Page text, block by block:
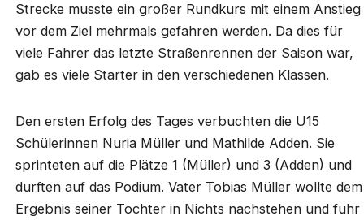
Strecke musste ein großer Rundkurs mit einem Anstieg
vor dem Ziel mehrmals gefahren werden. Da dies für
viele Fahrer das letzte Straßenrennen der Saison war,
gab es viele Starter in den verschiedenen Klassen.
Den ersten Erfolg des Tages verbuchten die U15
Schülerinnen Nuria Müller und Mathilde Adden. Sie
sprinteten auf die Plätze 1 (Müller) und 3 (Adden) und
durften auf das Podium. Vater Tobias Müller wollte dem
Ergebnis seiner Tochter in Nichts nachstehen und fuhr